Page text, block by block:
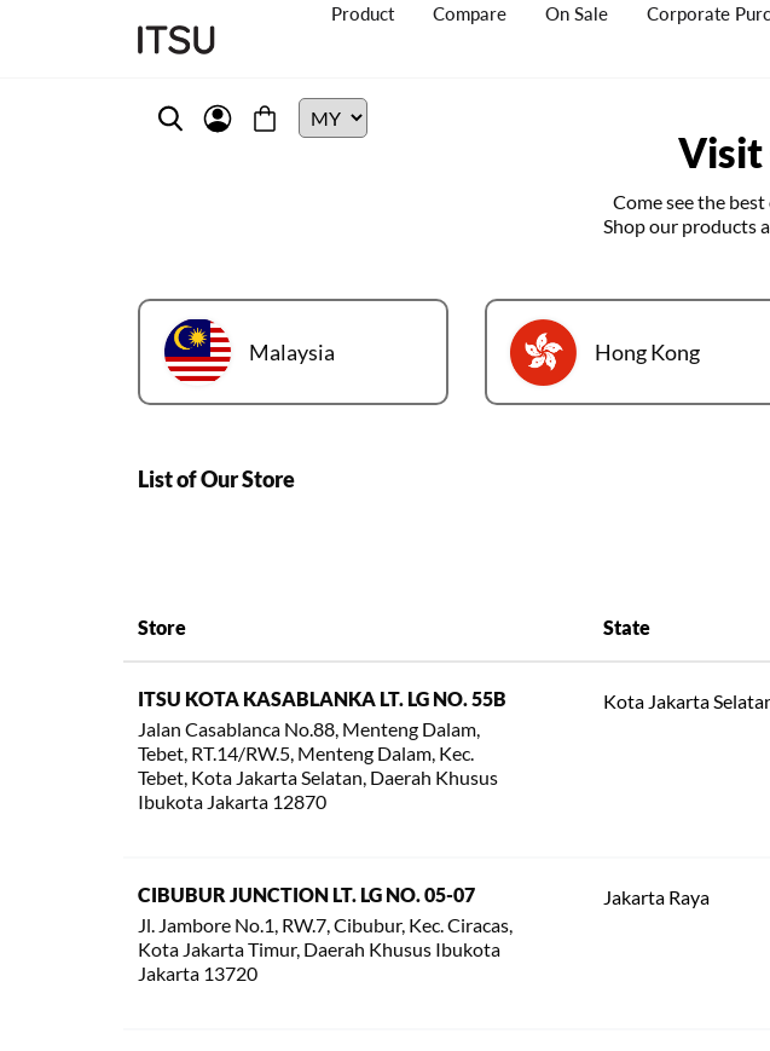
Product Compare On Sale Corporate
Visit
Come see the
Shop our products
Malaysia Hong Kong
List of Our Store
Store State
ITSU KOTA KASABLANKA LT. LG NO. 55B
Jalan Casablanca No.88, Menteng Dalam,
Tebet, RT.14/RW.5, Menteng Dalam, Kec.
Tebet, Kota Jakarta Selatan, Daerah Khusus
Ibukota Jakarta 12870
Kota Jakarta
CIBUBUR JUNCTION LT. LG NO. 05-07
Jl. Jambore No.1, RW.7, Cibubur, Kec. Ciracas,
Kota Jakarta Timur, Daerah Khusus Ibukota
Jakarta 13720
Jakarta Raya